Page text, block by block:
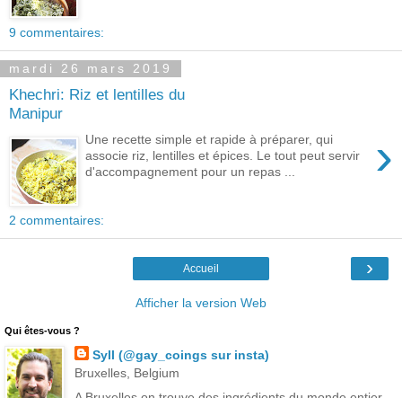
9 commentaires:
mardi 26 mars 2019
Khechri: Riz et lentilles du
Manipur
›
Une recette simple et rapide à préparer, qui
associe riz, lentilles et épices. Le tout peut servir
d'accompagnement pour un repas ...
2 commentaires:
›
Accueil
Afficher la version Web
Qui êtes-vous ?
Syll (@gay_coings sur insta)
Bruxelles, Belgium